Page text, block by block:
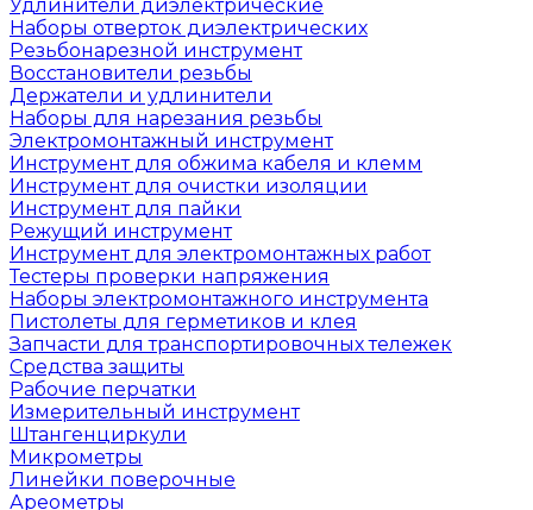
Удлинители диэлектрические
Наборы отверток диэлектрических
Резьбонарезной инструмент
Восстановители резьбы
Держатели и удлинители
Наборы для нарезания резьбы
Электромонтажный инструмент
Инструмент для обжима кабеля и клемм
Инструмент для очистки изоляции
Инструмент для пайки
Режущий инструмент
Инструмент для электромонтажных работ
Тестеры проверки напряжения
Наборы электромонтажного инструмента
Пистолеты для герметиков и клея
Запчасти для транспортировочных тележек
Средства защиты
Рабочие перчатки
Измерительный инструмент
Штангенциркули
Микрометры
Линейки поверочные
Ареометры